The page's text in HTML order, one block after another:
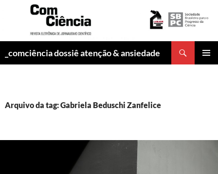
_comciência dossiê atenção & ansiedade
Arquivo da tag: Gabriela Beduschi Zanfelice